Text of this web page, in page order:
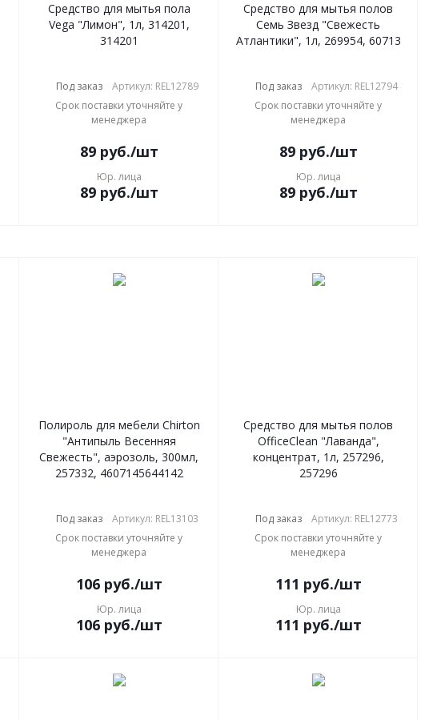
Средство для мытья пола
Vega "Лимон", 1л, 314201,
314201
Под заказ
Артикул: REL12789
Срок поставки уточняйте у
менеджера
89руб./шт
Юр. лица
89руб./шт
Средство для мытья полов
Семь Звезд "Свежесть
Атлантики", 1л, 269954, 60713
Под заказ
Артикул: REL12794
Срок поставки уточняйте у
менеджера
89руб./шт
Юр. лица
89руб./шт
Полироль для мебели Chirton
"Антипыль Весенняя
Свежесть", аэрозоль, 300мл,
257332, 4607145644142
Под заказ
Артикул: REL13103
Срок поставки уточняйте у
менеджера
106руб./шт
Юр. лица
106руб./шт
Средство для мытья полов
OfficeClean "Лаванда",
концентрат, 1л, 257296,
257296
Под заказ
Артикул: REL12773
Срок поставки уточняйте у
менеджера
111 руб./шт
Юр. лица
111 руб./шт